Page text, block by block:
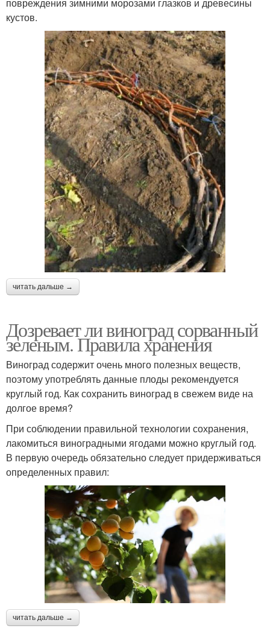
кустов.
читать дальше →
Дозревает ли виноград сорванный
зеленым. Правила хранения
Виноград содержит очень много полезных веществ,
поэтому употреблять данные плоды рекомендуется
круглый год. Как сохранить виноград в свежем виде на
долгое время?
При соблюдении правильной технологии сохранения,
лакомиться виноградными ягодами можно круглый год.
В первую очередь обязательно следует придерживаться
определенных правил:
читать дальше →